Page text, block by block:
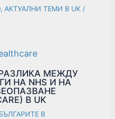
, АКТУАЛНИ ТЕМИ В UK /
МЕЖДУ
НА NHS И НА
В UK
В